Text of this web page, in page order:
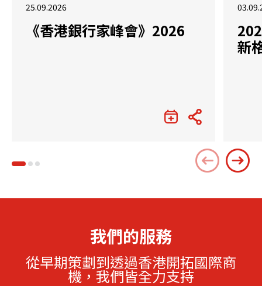
25.09.2026
《香港銀行家峰會》2026
新
我們的服務
從早期策劃到透過香港開拓國際商
機，我們皆全力支持